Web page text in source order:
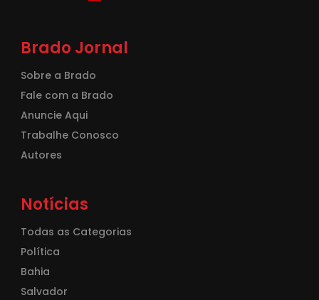
Brado Jornal
Sobre a Brado
Fale com a Brado
Anuncie Aqui
Trabalhe Conosco
Autores
Notícias
Todas as Categorias
Política
Bahia
Salvador